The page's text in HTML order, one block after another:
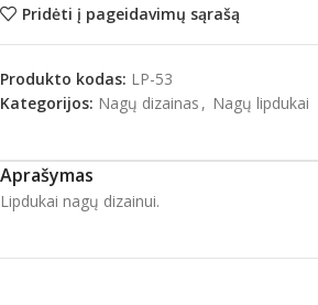
Pridėti į pageidavimų sąrašą
Produkto kodas: LP-53
Kategorijos: Nagų dizainas , Nagų lipdukai
Aprašymas
Lipdukai nagų dizainui.